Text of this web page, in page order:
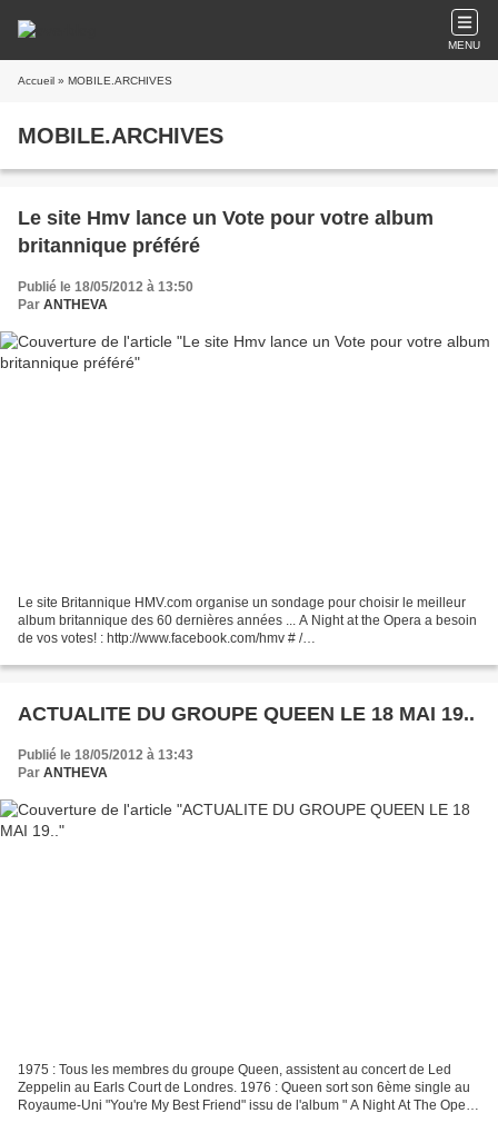
MENU
Accueil » MOBILE.ARCHIVES
MOBILE.ARCHIVES
Le site Hmv lance un Vote pour votre album
britannique préféré
Publié le 18/05/2012 à 13:50
Par ANTHEVA
Le site Britannique HMV.com organise un sondage pour choisir le meilleur
album britannique des 60 dernières années ... A Night at the Opera a besoin
de vos votes! : http://www.facebook.com/hmv # /
ACTUALITE DU GROUPE QUEEN LE 18 MAI 19..
Publié le 18/05/2012 à 13:43
Par ANTHEVA
1975 : Tous les membres du groupe Queen, assistent au concert de Led
Zeppelin au Earls Court de Londres. 1976 : Queen sort son 6ème single au
Royaume-Uni "You're My Best Friend" issu de l'album " A Night At The Opera